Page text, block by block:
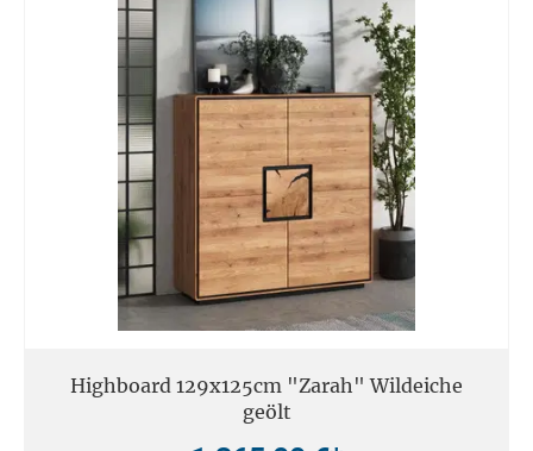
Highboard 129x125cm "Zarah" Wildeiche
geölt